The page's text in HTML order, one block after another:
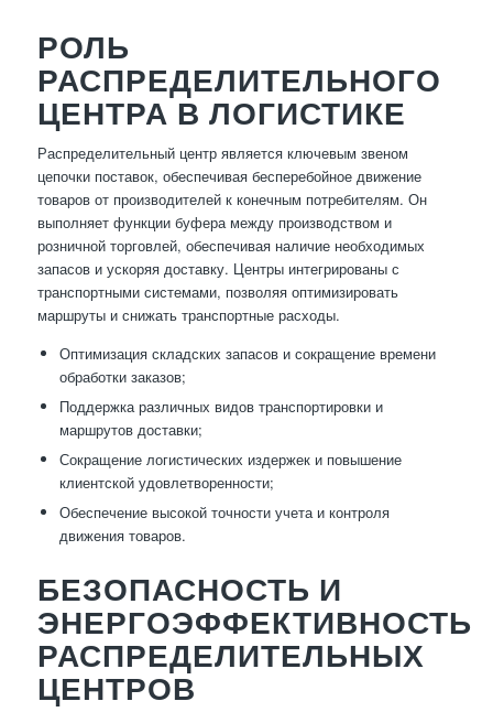
РОЛЬ
РАСПРЕДЕЛИТЕЛЬНОГО
ЦЕНТРА В ЛОГИСТИКЕ
Распределительный центр является ключевым звеном
цепочки поставок, обеспечивая бесперебойное движение
товаров от производителей к конечным потребителям. Он
выполняет функции буфера между производством и
розничной торговлей, обеспечивая наличие необходимых
запасов и ускоряя доставку. Центры интегрированы с
транспортными системами, позволяя оптимизировать
маршруты и снижать транспортные расходы.
Оптимизация складских запасов и сокращение времени
обработки заказов;
Поддержка различных видов транспортировки и
маршрутов доставки;
Сокращение логистических издержек и повышение
клиентской удовлетворенности;
Обеспечение высокой точности учета и контроля
движения товаров.
БЕЗОПАСНОСТЬ И
ЭНЕРГОЭФФЕКТИВНОСТЬ
РАСПРЕДЕЛИТЕЛЬНЫХ
ЦЕНТРОВ